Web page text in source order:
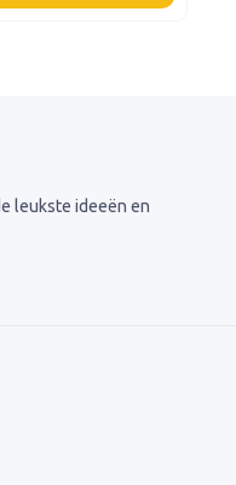
leukste ideeën en